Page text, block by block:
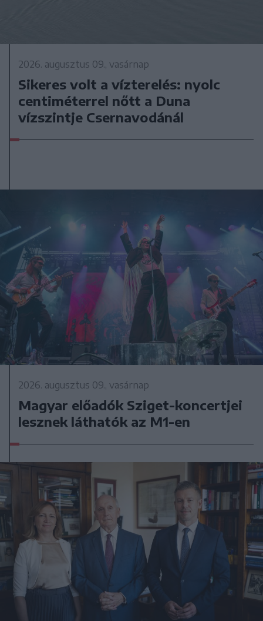
2026. augusztus 09., vasárnap
Sikeres volt a vízterelés: nyolc
centiméterrel nőtt a Duna
vízszintje Csernavodánál
2026. augusztus 09., vasárnap
Magyar előadók Sziget-koncertjei
lesznek láthatók az M1-en